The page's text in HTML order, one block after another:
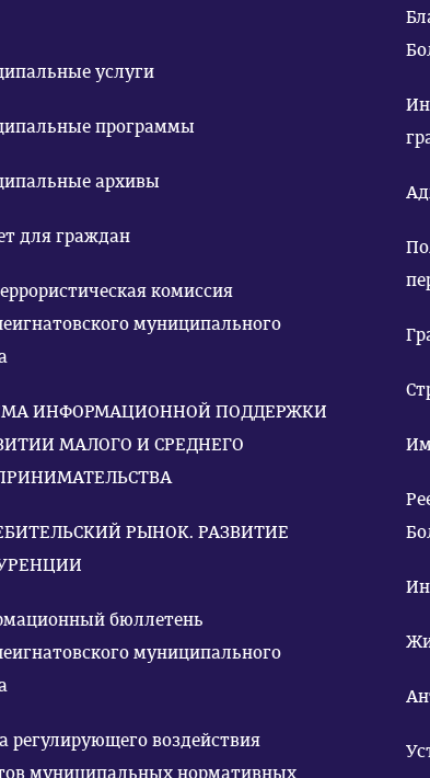
услуги
программы
архивы
для граждан
комиссия
муниципального
ИНФОРМАЦИОННОЙ ПОДДЕРЖКИ
МАЛОГО И СРЕДНЕГО
РЫНОК. РАЗВИТИЕ
бюллетень
муниципального
регулирующего воздействия
муниципальных нормативных